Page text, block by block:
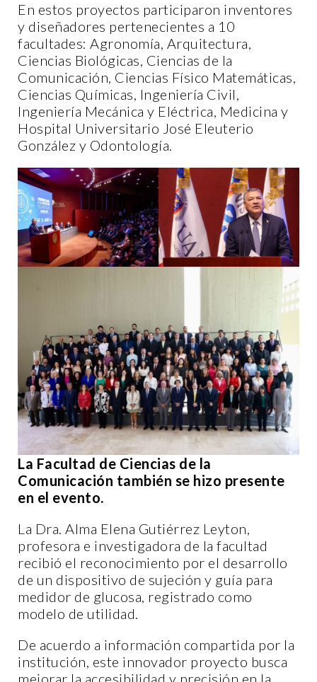
En estos proyectos participaron inventores
y diseñadores pertenecientes a 10
facultades: Agronomía, Arquitectura,
Ciencias Biológicas, Ciencias de la
Comunicación, Ciencias Físico Matemáticas,
Ciencias Químicas, Ingeniería Civil,
Ingeniería Mecánica y Eléctrica, Medicina y
Hospital Universitario José Eleuterio
González y Odontología.
La Facultad de Ciencias de la
Comunicación también se hizo presente
en el evento.
La Dra. Alma Elena Gutiérrez Leyton,
profesora e investigadora de la facultad
recibió el reconocimiento por el desarrollo
de un dispositivo de sujeción y guía para
medidor de glucosa, registrado como
modelo de utilidad.
De acuerdo a información compartida por la
institución, este innovador proyecto busca
mejorar la accesibilidad y precisión en la